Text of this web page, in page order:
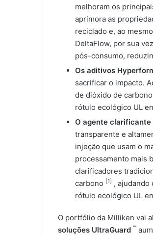
melhoram os
aprimora as
reciclado e, ao
DeltaFlow, por sua
pós-consumo,
Os aditivos
sacrificar o impacto.
de dióxido de
rótulo ecológico UL
O agente clarificante
transparente e
injeção que usam o
processamento mais
clarificadores
carbono [1] , ajudando
rótulo ecológico UL
O portfólio da Milliken vai
soluções UltraGuard ™